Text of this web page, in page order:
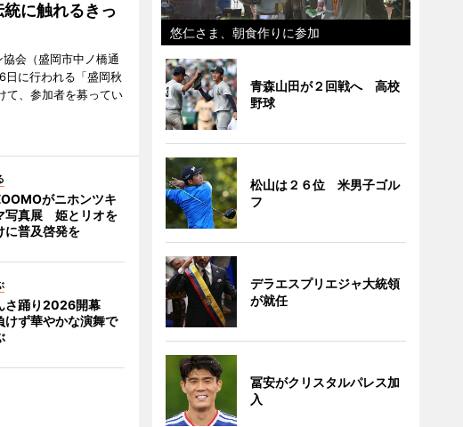
に触れるきっ
会（盛岡市中ノ橋通
日に行われる「盛岡秋
て、参加者を募ってい
がニホンツキ
写真展 姫とリオを
に普及啓発を
さ踊り2026開幕
けず華やかな演舞で
悠仁さま、朝食作りに参加
青森山田が２回戦へ 高校
野球
松山は２６位 米男子ゴル
フ
デラエスプリエジャ大統領
が就任
冨安がクリスタルパレス加
入